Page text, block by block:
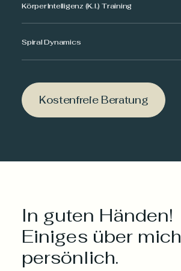
KörperIntelligenz (K.I.) Training
Spiral Dynamics
Kostenfreie Beratung
In guten Händen!
Einiges über mich
persönlich.